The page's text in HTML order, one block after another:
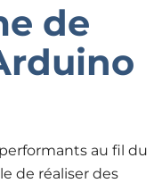
de
au fil du
de réaliser des